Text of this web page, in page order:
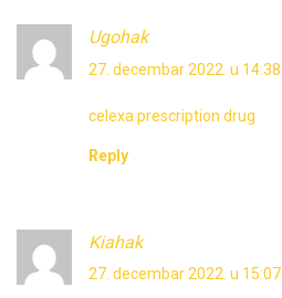
Ugohak
27. decembar 2022. u 14:38
celexa prescription drug
Reply
Kiahak
27. decembar 2022. u 15:07